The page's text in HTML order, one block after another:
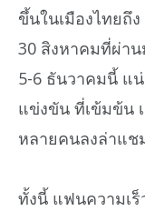
ขึ้นในเมืองไทยถึ
30 สิงหาคมที่ผ่า
5-6 ธันวาคมนี้ แ
แข่งขัน ที่เข้มข้น
หลายคนลงล่าแ
ทั้งนี้ แฟนความเ